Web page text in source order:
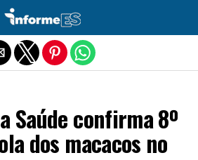
Saúde confirma 8º
dos macacos no
da versão mobile